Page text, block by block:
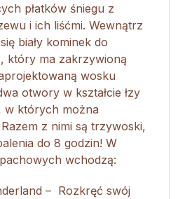
płatków śniegu z
i ich liśćmi. Wewnątrz
biały kominek do
który ma zakrzywioną
wosku
otwory w kształcie łzy
w których można
z nimi są trzywoski,
do 8 godzin! W
wchodzą:
– Rozkręć swój